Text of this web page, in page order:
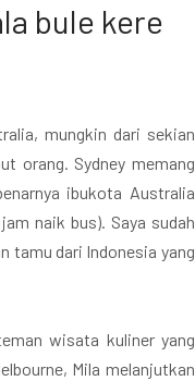
bule kere
mungkin dari sekian
orang. Sydney memang
ibukota Australia
naik bus). Saya sudah
tamu dari Indonesia yang
wisata kuliner yang
Mila melanjutkan